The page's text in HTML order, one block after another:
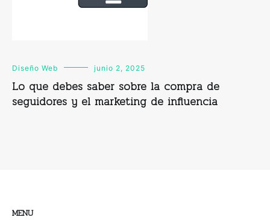
Diseño Web junio 2, 2025
Lo que debes saber sobre la compra de
seguidores y el marketing de influencia
MENU